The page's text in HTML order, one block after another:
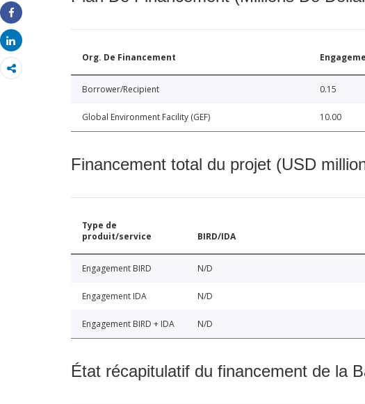
Share
Share
Org. De Financement
Borrower/Recipient 0.15
Global Environment Facility (GEF) 10.00
Financement total du projet (USD
Type de
produit/service
BIRD/IDA
Engagement BIRD N/D
Engagement IDA N/D
Engagement BIRD + IDA N/D
État récapitulatif du financement de la